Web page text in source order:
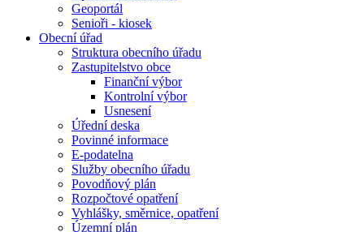
Geoportál
Senioři - kiosek
Obecní úřad
Struktura obecního úřadu
Zastupitelstvo obce
Finanční výbor
Kontrolní výbor
Usnesení
Úřední deska
Povinné informace
E-podatelna
Služby obecního úřadu
Povodňový plán
Rozpočtové opatření
Vyhlášky, směrnice, opatření
Územní plán